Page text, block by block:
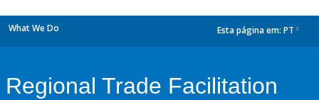
What We Do Esta página em: PT
Regional Trade Facilitation